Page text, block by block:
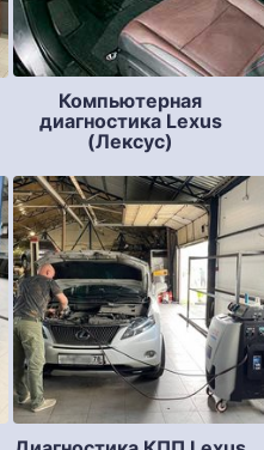
Компьютерная
диагностика Lexus
(Лексус)